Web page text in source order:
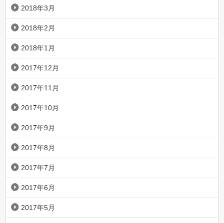
2018年3月
2018年2月
2018年1月
2017年12月
2017年11月
2017年10月
2017年9月
2017年8月
2017年7月
2017年6月
2017年5月